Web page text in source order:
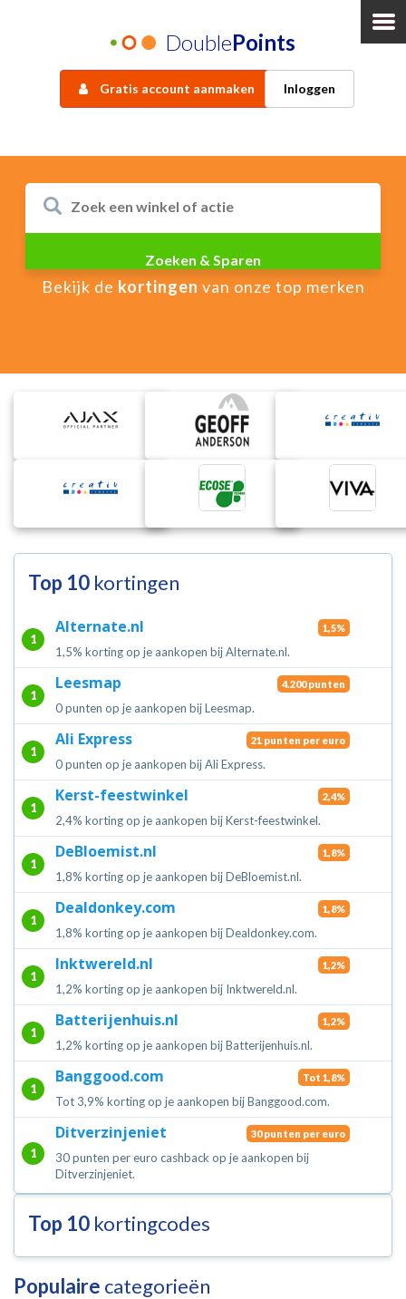
DoublePoints
Gratis account aanmaken Inloggen
Bekijk de kortingen van onze top merken
Top 10 kortingen
1
Alternate.nl 1,5%
1,5% korting op je aankopen bij Alternate.nl.
1
Leesmap 4.200 punten
0 punten op je aankopen bij Leesmap.
1
Ali Express 21 punten per euro
0 punten op je aankopen bij Ali Express.
1
Kerst-feestwinkel 2,4%
2,4% korting op je aankopen bij Kerst-feestwinkel.
1
DeBloemist.nl 1,8%
1,8% korting op je aankopen bij DeBloemist.nl.
1
Dealdonkey.com 1,8%
1,8% korting op je aankopen bij Dealdonkey.com.
1
Inktwereld.nl 1,2%
1,2% korting op je aankopen bij Inktwereld.nl.
1
Batterijenhuis.nl 1,2%
1,2% korting op je aankopen bij Batterijenhuis.nl.
1
Banggood.com Tot 1,8%
Tot 3,9% korting op je aankopen bij Banggood.com.
1
Ditverzinjeniet 30 punten per euro
30 punten per euro cashback op je aankopen bij
Ditverzinjeniet.
Top 10 kortingcodes
Populaire categorieën